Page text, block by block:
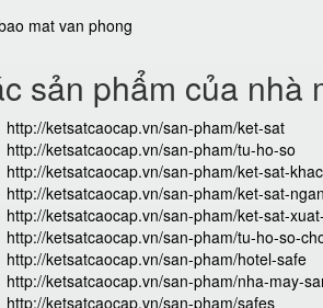
sản phẩm của nhà
http://ketsatcaocap.vn/san-pham/ket-sat
http://ketsatcaocap.vn/san-pham/tu-ho-so
http://ketsatcaocap.vn/san-pham/ket-sat-
http://ketsatcaocap.vn/san-pham/ket-sat-
http://ketsatcaocap.vn/san-pham/ket-sat-
http://ketsatcaocap.vn/san-pham/tu-ho-so-
http://ketsatcaocap.vn/san-pham/hotel-safe
http://ketsatcaocap.vn/san-pham/nha-may-
http://ketsatcaocap.vn/san-pham/safes